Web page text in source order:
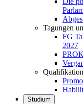
Tagungen
FG
2027
Qualifikation
Studium